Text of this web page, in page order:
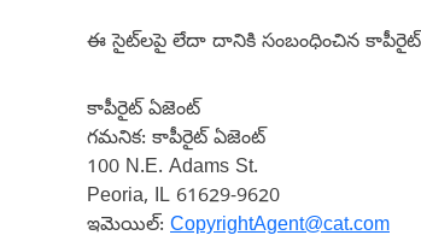
ఈ సైట్‌లపై లేదా దానికి సంబంధించిన కాపీరైట్
కాపీరైట్ ఏజెంట్
గమనిక: కాపీరైట్ ఏజెంట్
100 N.E. Adams St.
Peoria, IL 61629-9620
ఇమెయిల్: CopyrightAgent@cat.com